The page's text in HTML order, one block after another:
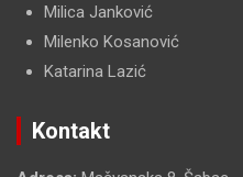
Milica Janković
Milenko Kosanović
Katarina Lazić
Kontakt